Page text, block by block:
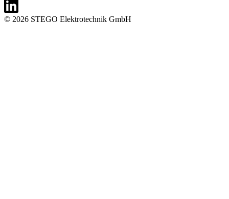
© 2026 STEGO Elektrotechnik GmbH